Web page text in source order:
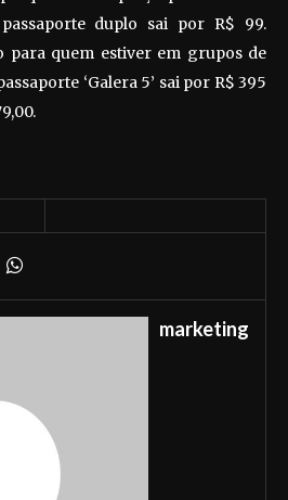
duplo sai por R$ 99.
para quem estiver em grupos de
‘Galera 5’ sai por R$ 395
marketing